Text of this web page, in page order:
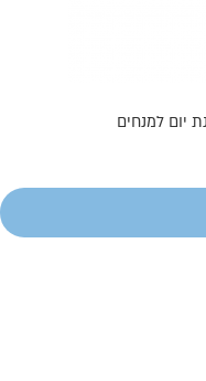
יום למנחים